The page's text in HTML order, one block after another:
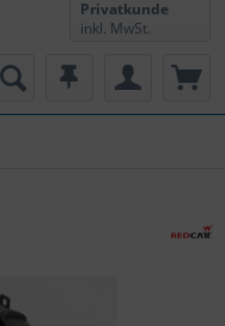
Privatkunde
inkl. MwSt.